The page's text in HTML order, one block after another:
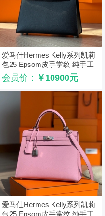
爱马仕Hermes Kelly系列凯莉
包25 Epsom皮手掌纹 纯手工
定制版 黑色
会员价： ￥10900元
爱马仕Hermes Kelly系列凯莉
包25 Epsom皮手掌纹 纯手工